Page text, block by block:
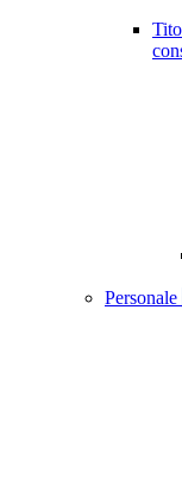
Personale